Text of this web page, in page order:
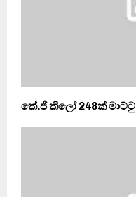
කේ.ජී කිලෝ 248ක් මාට්ටු